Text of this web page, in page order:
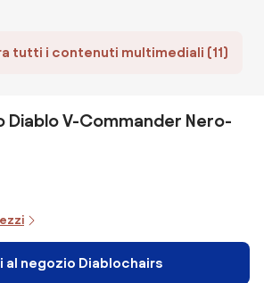
tutti i contenuti multimediali (11)
Diablo V-Commander Nero-
al negozio Diablochairs